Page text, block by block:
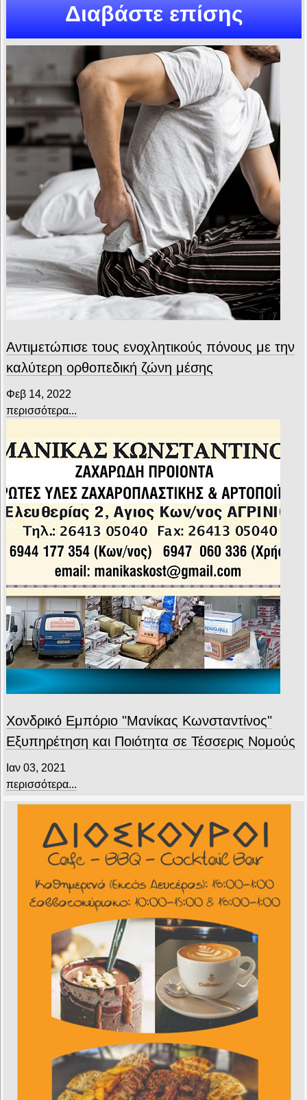
Διαβάστε επίσης
Αντιμετώπισε τους ενοχλητικούς πόνους με την
καλύτερη ορθοπεδική ζώνη μέσης
Φεβ 14, 2022
περισσότερα...
Χονδρικό Εμπόριο "Μανίκας Κωνσταντίνος"
Εξυπηρέτηση και Ποιότητα σε Τέσσερις Νομούς
Ιαν 03, 2021
περισσότερα...